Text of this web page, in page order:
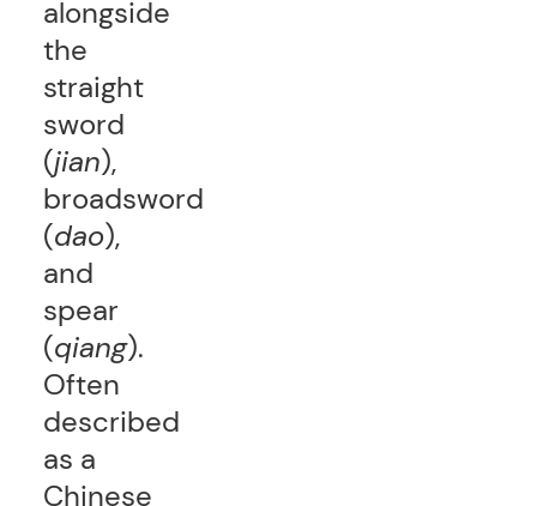
alongside
the
straight
sword
(jian),
broadsword
(dao),
and
spear
(qiang).
Often
described
as a
Chinese